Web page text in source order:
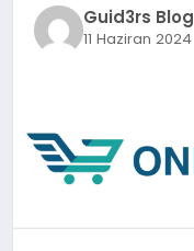
Guid3rs Blog
11 Haziran 2024